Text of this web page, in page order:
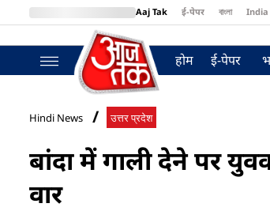
Aaj Tak ई-पेपर বাংলা India
BT Bazaar
होम ई-पेपर
Hindi News उत्तर प्रदेश
बांदा में गाली देने पर
वार